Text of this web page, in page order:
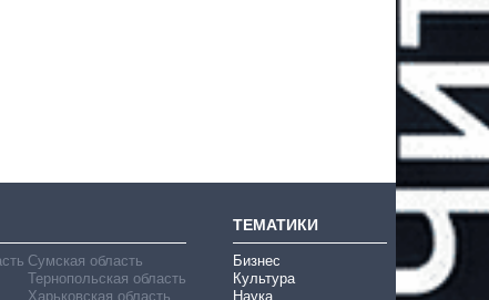
Сумская область
Тернопольская область
Харьковская область
ТЕМАТИКИ
Бизнес
Культура
Наука